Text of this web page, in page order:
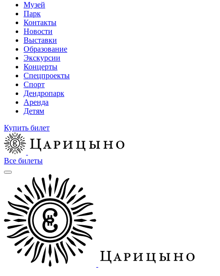
Музей
Парк
Контакты
Новости
Выставки
Образование
Экскурсии
Концерты
Спецпроекты
Спорт
Дендропарк
Аренда
Детям
Купить билет
Все билеты